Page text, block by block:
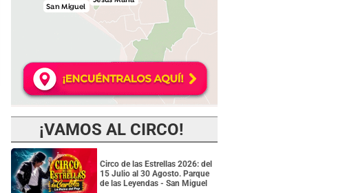
¡VAMOS AL CIRCO!
Circo de las Estrellas 2026: del
15 Julio al 30 Agosto. Parque
de las Leyendas - San Miguel